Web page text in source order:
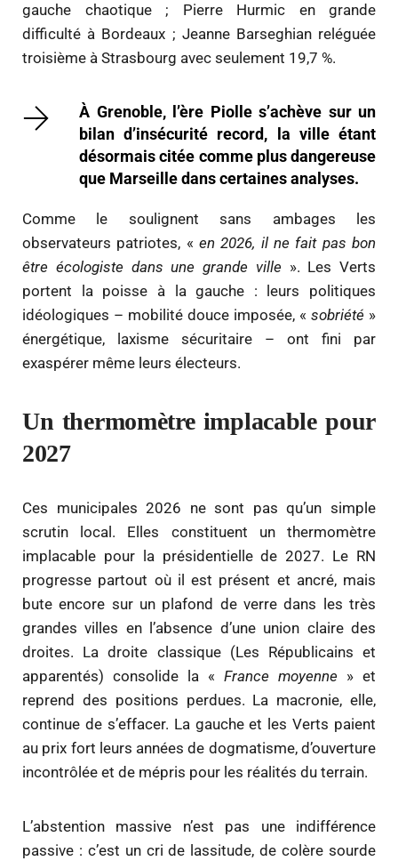
gauche chaotique ; Pierre Hurmic en grande
difficulté à Bordeaux ; Jeanne Barseghian reléguée
troisième à Strasbourg avec seulement 19,7 %.
À Grenoble, l’ère Piolle s’achève sur un
bilan d’insécurité record, la ville étant
désormais citée comme plus dangereuse
que Marseille dans certaines analyses.
Comme le soulignent sans ambages les
observateurs patriotes, « en 2026, il ne fait pas bon
être écologiste dans une grande ville ». Les Verts
portent la poisse à la gauche : leurs politiques
idéologiques – mobilité douce imposée, « sobriété »
énergétique, laxisme sécuritaire – ont fini par
exaspérer même leurs électeurs.
Un thermomètre implacable pour
2027
Ces municipales 2026 ne sont pas qu’un simple
scrutin local. Elles constituent un thermomètre
implacable pour la présidentielle de 2027. Le RN
progresse partout où il est présent et ancré, mais
bute encore sur un plafond de verre dans les très
grandes villes en l’absence d’une union claire des
droites. La droite classique (Les Républicains et
apparentés) consolide la « France moyenne » et
reprend des positions perdues. La macronie, elle,
continue de s’effacer. La gauche et les Verts paient
au prix fort leurs années de dogmatisme, d’ouverture
incontrôlée et de mépris pour les réalités du terrain.
L’abstention massive n’est pas une indifférence
passive : c’est un cri de lassitude, de colère sourde